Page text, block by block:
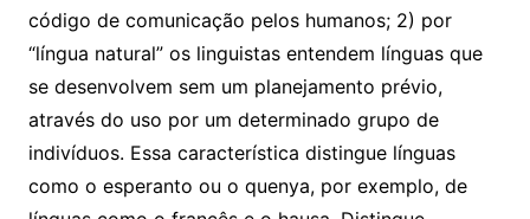
código de comunicação pelos humanos; 2) por
“língua natural” os linguistas entendem línguas que
se desenvolvem sem um planejamento prévio,
através do uso por um determinado grupo de
indivíduos. Essa característica distingue línguas
como o esperanto ou o quenya, por exemplo, de